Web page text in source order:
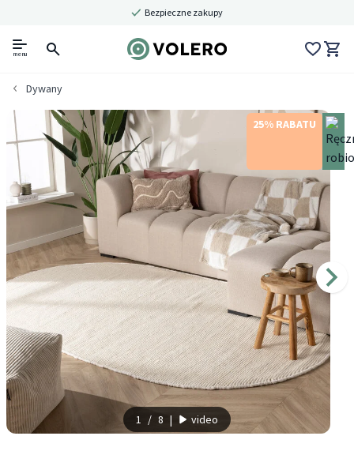
Bezpieczne zakupy
menu
Dywany
25% RABATU
1 / 8 | video